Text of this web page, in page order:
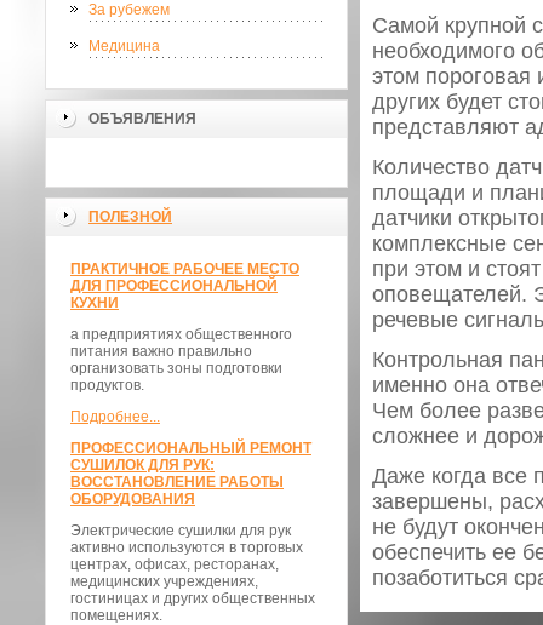
За рубежем
Медицина
ОБЪЯВЛЕНИЯ
ПОЛЕЗНОЙ
ПРАКТИЧНОЕ РАБОЧЕЕ МЕСТО
ДЛЯ ПРОФЕССИОНАЛЬНОЙ
КУХНИ
а предприятиях общественного
питания важно правильно
организовать зоны подготовки
продуктов.
Подробнее...
ПРОФЕССИОНАЛЬНЫЙ РЕМОНТ
СУШИЛОК ДЛЯ РУК:
ВОССТАНОВЛЕНИЕ РАБОТЫ
ОБОРУДОВАНИЯ
Электрические сушилки для рук
активно используются в торговых
центрах, офисах, ресторанах,
медицинских учреждениях,
гостиницах и других общественных
помещениях.
Самой крупной
необходимого
этом пороговая
других будет
представляют
Количество
площади и
датчики
комплексные
при этом и
оповещателей.
речевые
Контрольная
именно она
Чем более
сложнее и
Даже когда все
завершены,
не будут
обеспечить ее
позаботиться